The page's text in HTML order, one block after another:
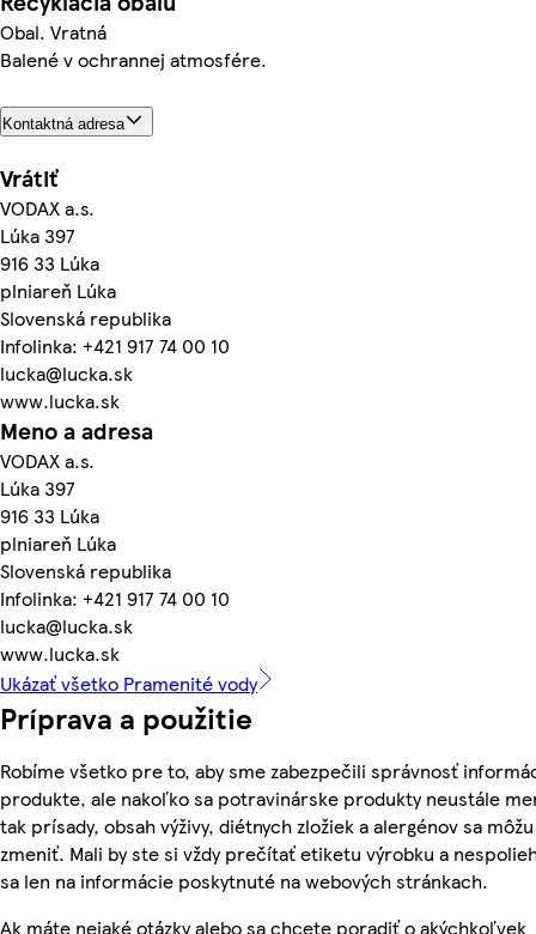
Obal. Vratná
Balené v ochrannej atmosfére.
Kontaktná adresa
Vrátiť
VODAX a.s.
Lúka 397
916 33 Lúka
plniareň Lúka
Slovenská republika
Infolinka: +421 917 74 00 10
lucka@lucka.sk
www.lucka.sk
Meno a adresa
VODAX a.s.
Lúka 397
916 33 Lúka
plniareň Lúka
Slovenská republika
Infolinka: +421 917 74 00 10
lucka@lucka.sk
www.lucka.sk
Ukázať všetko Pramenité vody
Príprava a použitie
Robíme všetko pre to, aby sme zabezpečili správnosť
produkte, ale nakoľko sa potravinárske produkty neustále
tak prísady, obsah výživy, diétnych zložiek a alergénov sa môžu
zmeniť. Mali by ste si vždy prečítať etiketu výrobku a
sa len na informácie poskytnuté na webových stránkach.
Ak máte nejaké otázky alebo sa chcete poradiť o akýchkoľvek